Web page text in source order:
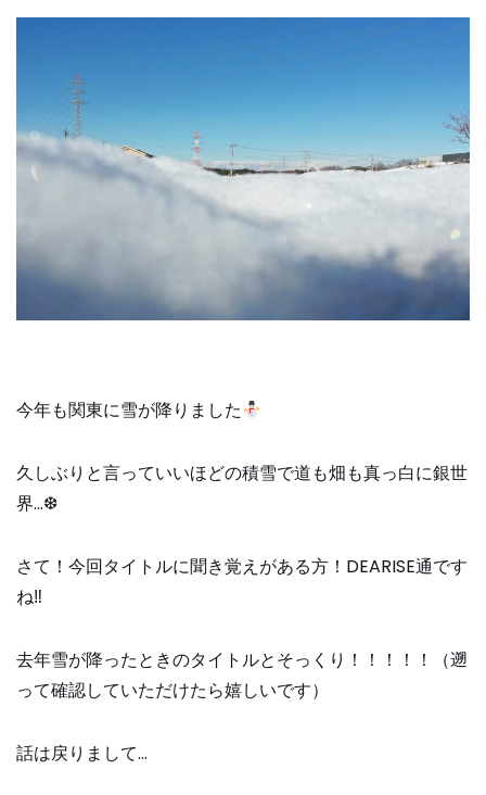
今年も関東に雪が降りました
久しぶりと言っていいほどの積雪で道も畑も真っ白に銀世
界…❆
さて！今回タイトルに聞き覚えがある方！DEARISE通です
ね‼
去年雪が降ったときのタイトルとそっくり！！！！！（遡
って確認していただけたら嬉しいです）
話は戻りまして…